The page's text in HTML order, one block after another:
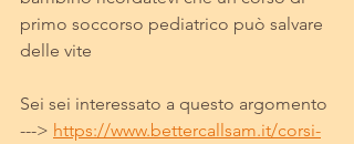
primo soccorso pediatrico può salvare
delle vite
Sei sei interessato a questo argomento
---> https://www.bettercallsam.it/corsi-